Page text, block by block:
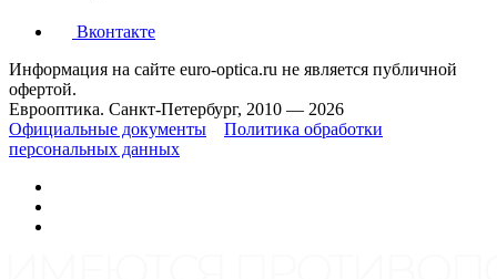
Вконтакте
Информация на сайте euro-optica.ru не является публичной
офертой.
Еврооптика. Санкт-Петербург, 2010 — 2026
Официальные документы
Политика обработки
персональных данных